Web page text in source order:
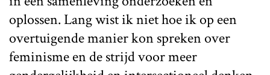
oplossen. Lang wist ik niet hoe ik op een
overtuigende manier kon spreken over
feminisme en de strijd voor meer